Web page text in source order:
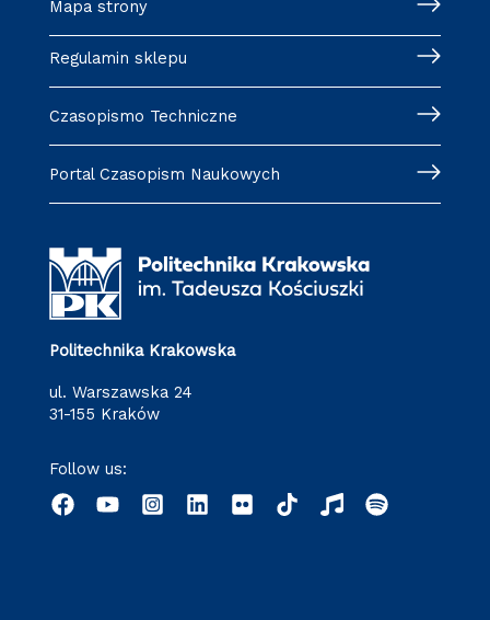
Mapa strony
Regulamin sklepu
Czasopismo Techniczne
Portal Czasopism Naukowych
Politechnika Krakowska
ul. Warszawska 24
31-155 Kraków
Follow us: